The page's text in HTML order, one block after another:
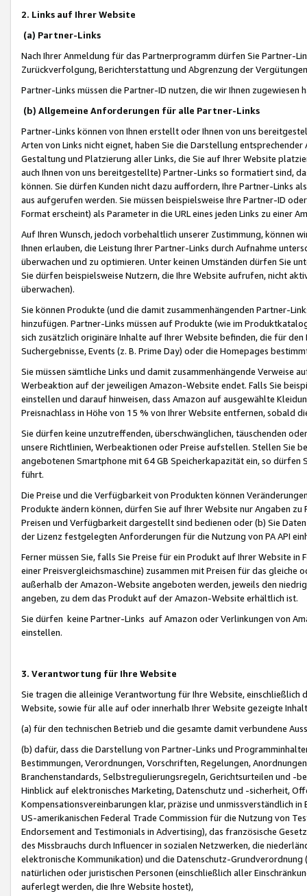
2. Links auf Ihrer Website
(a) Partner-Links
Nach Ihrer Anmeldung für das Partnerprogramm dürfen Sie Partner-
Zurückverfolgung, Berichterstattung und Abgrenzung der
Partner-Links müssen die Partner-ID nutzen, die wir Ihnen zugewiesen
(b) Allgemeine Anforderungen für alle Partner-Links
Partner-Links können von Ihnen erstellt oder Ihnen von uns
Arten von Links nicht eignet, haben Sie die Darstellung
Gestaltung und Platzierung aller Links, die Sie auf Ihrer Website
auch Ihnen von uns bereitgestellte) Partner-Links so formatiert sind,
können. Sie dürfen Kunden nicht dazu auffordern, Ihre Partner-Links
aus aufgerufen werden. Sie müssen beispielsweise Ihre Partner-ID
Format erscheint) als Parameter in die URL eines jeden Links zu einer
Auf Ihren Wunsch, jedoch vorbehaltlich unserer Zustimmung, können
Ihnen erlauben, die Leistung Ihrer Partner-Links durch Aufnahme
überwachen und zu optimieren. Unter keinen Umständen dürfen Sie
Sie dürfen beispielsweise Nutzern, die Ihre Website aufrufen, nicht
überwachen).
Sie können Produkte (und die damit zusammenhängenden Partner-
hinzufügen. Partner-Links müssen auf Produkte (wie im
sich zusätzlich originäre Inhalte auf Ihrer Website befinden, die für
Suchergebnisse, Events (z. B. Prime Day) oder die Homepages
Sie müssen sämtliche Links und damit zusammenhängende
Werbeaktion auf der jeweiligen Amazon-Website endet. Falls Sie
einstellen und darauf hinweisen, dass Amazon auf ausgewählte
Preisnachlass in Höhe von 15 % von Ihrer Website entfernen, sobald
Sie dürfen keine unzutreffenden, überschwänglichen, täuschenden
unsere Richtlinien, Werbeaktionen oder Preise aufstellen. Stellen Sie
angebotenen Smartphone mit 64 GB Speicherkapazität ein, so dürfen
führt.
Die Preise und die Verfügbarkeit von Produkten können
Produkte ändern können, dürfen Sie auf Ihrer Website nur Angaben
Preisen und Verfügbarkeit dargestellt sind bedienen oder (b) Sie
der Lizenz festgelegten Anforderungen für die Nutzung von PA API
Ferner müssen Sie, falls Sie Preise für ein Produkt auf Ihrer Website
einer Preisvergleichsmaschine) zusammen mit Preisen für das
außerhalb der Amazon-Website angeboten werden, jeweils den
angeben, zu dem das Produkt auf der Amazon-Website erhältlich ist.
Sie dürfen keine Partner-Links auf Amazon oder Verlinkungen von
einstellen.
3. Verantwortung für Ihre Website
Sie tragen die alleinige Verantwortung für Ihre Website,
Website, sowie für alle auf oder innerhalb Ihrer Website gezeigte
(a) für den technischen Betrieb und die gesamte damit verbundene
(b) dafür, dass die Darstellung von Partner-Links und
Bestimmungen, Verordnungen, Vorschriften, Regelungen,
Branchenstandards, Selbstregulierungsregeln, Gerichtsurteilen und -
Hinblick auf elektronisches Marketing, Datenschutz und -sicherheit,
Kompensationsvereinbarungen klar, präzise und unmissverständlich
US-amerikanischen Federal Trade Commission für die Nutzung von
Endorsement and Testimonials in Advertising), das französische
des Missbrauchs durch Influencer in sozialen Netzwerken, die
elektronische Kommunikation) und die Datenschutz-
natürlichen oder juristischen Personen (einschließlich aller
auferlegt werden, die Ihre Website hostet),